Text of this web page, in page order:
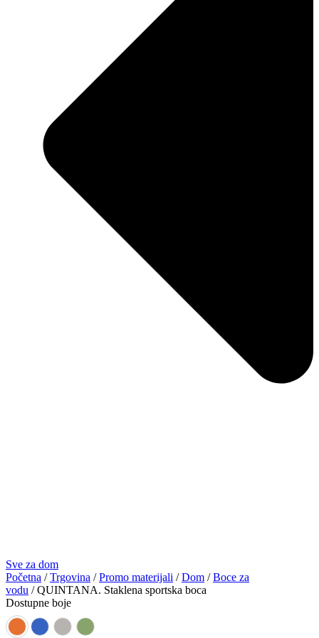
Sve za dom
Početna /Trgovina /Promo materijali /Dom /Boce za
vodu / QUINTANA. Staklena sportska boca
Dostupne boje